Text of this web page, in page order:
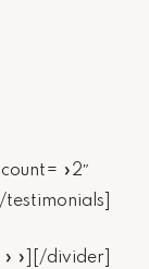
»2″
» »][/divider]